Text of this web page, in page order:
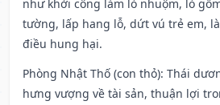
như khởi công làm lò nhuộm, lò
tường, lấp hang lỗ, dứt vú trẻ em,
điều hung hại.
Phòng Nhật Thố (con thỏ): Thái
hưng vượng về tài sản, thuận lợi